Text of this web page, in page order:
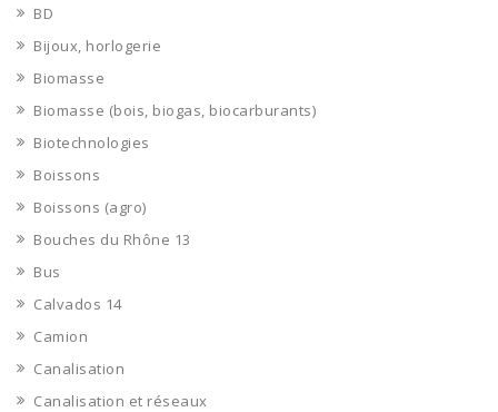
BD
Bijoux, horlogerie
Biomasse
Biomasse (bois, biogas, biocarburants)
Biotechnologies
Boissons
Boissons (agro)
Bouches du Rhône 13
Bus
Calvados 14
Camion
Canalisation
Canalisation et réseaux